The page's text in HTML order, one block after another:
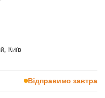
Київ
Відправимо завтра